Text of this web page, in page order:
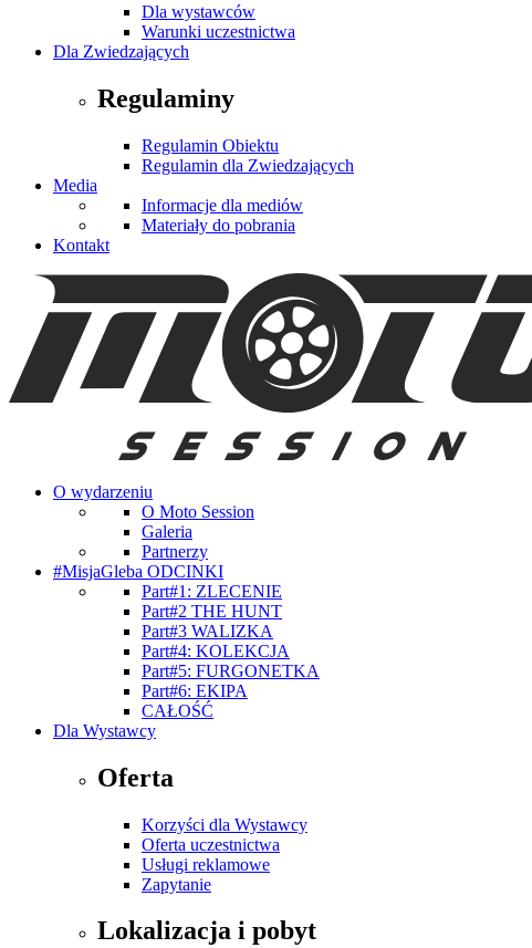
Dla wystawców
Warunki uczestnictwa
Dla Zwiedzających
Regulaminy
Regulamin Obiektu
Regulamin dla Zwiedzających
Media
Informacje dla mediów
Materiały do pobrania
Kontakt
O wydarzeniu
O Moto Session
Galeria
Partnerzy
#MisjaGleba ODCINKI
Part#1: ZLECENIE
Part#2 THE HUNT
Part#3 WALIZKA
Part#4: KOLEKCJA
Part#5: FURGONETKA
Part#6: EKIPA
CAŁOŚĆ
Dla Wystawcy
Oferta
Korzyści dla Wystawcy
Oferta uczestnictwa
Usługi reklamowe
Zapytanie
Lokalizacja i pobyt